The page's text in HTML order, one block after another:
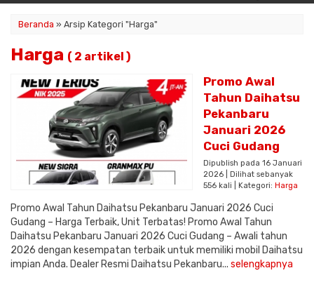
Beranda » Arsip Kategori "Harga"
Harga ( 2 artikel )
Promo Awal
Tahun Daihatsu
Pekanbaru
Januari 2026
Cuci Gudang
Dipublish pada 16 Januari
2026 | Dilihat sebanyak
556 kali | Kategori: Harga
Promo Awal Tahun Daihatsu Pekanbaru Januari 2026 Cuci
Gudang – Harga Terbaik, Unit Terbatas! Promo Awal Tahun
Daihatsu Pekanbaru Januari 2026 Cuci Gudang – Awali tahun
2026 dengan kesempatan terbaik untuk memiliki mobil Daihatsu
impian Anda. Dealer Resmi Daihatsu Pekanbaru... selengkapnya